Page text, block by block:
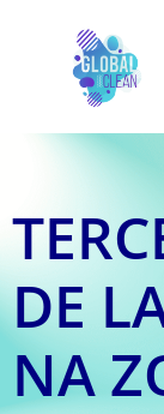
DE
NA